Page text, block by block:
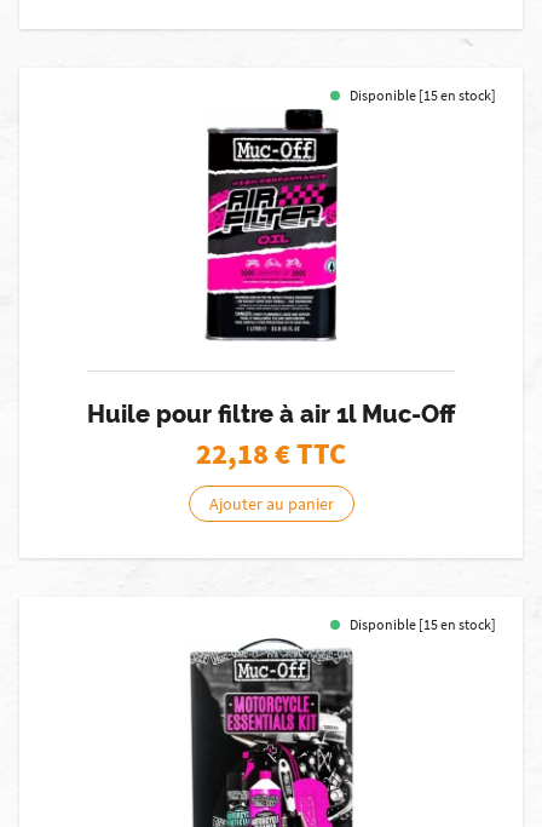
Disponible [15 en stock]
Huile pour filtre à air 1l Muc-Off
22,18€ TTC
Ajouter au panier
Disponible [15 en stock]